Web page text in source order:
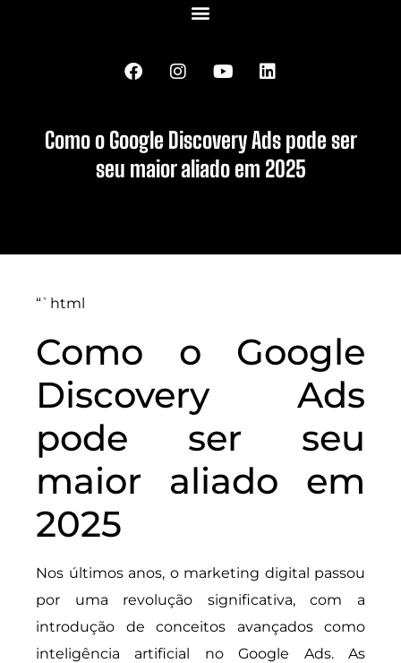
Como o Google Discovery Ads pode ser
seu maior aliado em 2025
“`html
Como o Google
Discovery Ads
pode ser seu
maior aliado em
2025
Nos últimos anos, o marketing digital passou
por uma revolução significativa, com a
introdução de conceitos avançados como
inteligência artificial no Google Ads. As